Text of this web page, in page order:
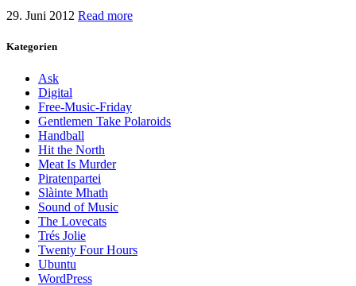
29. Juni 2012 Read more
Kategorien
Ask
Digital
Free-Music-Friday
Gentlemen Take Polaroids
Handball
Hit the North
Meat Is Murder
Piratenpartei
Slàinte Mhath
Sound of Music
The Lovecats
Trés Jolie
Twenty Four Hours
Ubuntu
WordPress